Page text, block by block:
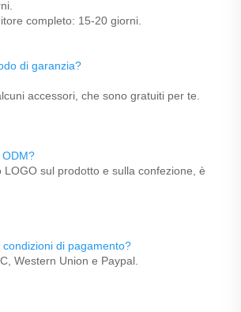
completo: 15-20 giorni.
di garanzia?
accessori, che sono gratuiti per te.
LOGO sul prodotto e sulla confezione, è
di pagamento?
Western Union e Paypal.